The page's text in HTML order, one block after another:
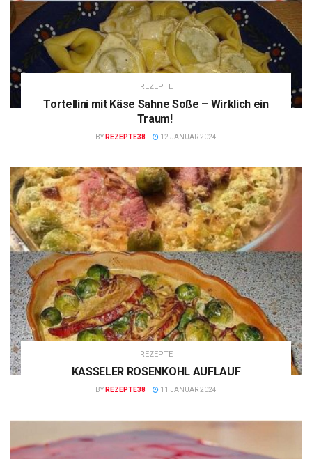
REZEPTE
Tortellini mit Käse Sahne Soße – Wirklich ein
Traum!
BY REZEPTE38 12 JANUAR 2024
REZEPTE
KASSELER ROSENKOHL AUFLAUF
BY REZEPTE38 11 JANUAR 2024